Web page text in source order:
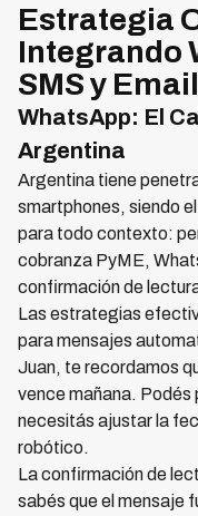
Estrategia
Integrando
SMS y Email
WhatsApp: El
Argentina
Argentina tiene
smartphones, siendo
para todo contexto:
cobranza PyME,
confirmación de
Las estrategias
para mensajes
Juan, te recordamos
vence mañana. Podés
necesitás ajustar la
robótico.
La confirmación de
sabés que el mensaje